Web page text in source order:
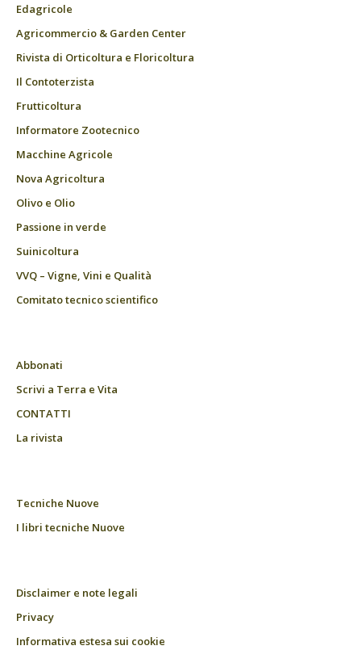
Edagricole
Agricommercio & Garden Center
Rivista di Orticoltura e Floricoltura
Il Contoterzista
Frutticoltura
Informatore Zootecnico
Macchine Agricole
Nova Agricoltura
Olivo e Olio
Passione in verde
Suinicoltura
VVQ – Vigne, Vini e Qualità
Comitato tecnico scientifico
Abbonati
Scrivi a Terra e Vita
CONTATTI
La rivista
Tecniche Nuove
I libri tecniche Nuove
Disclaimer e note legali
Privacy
Informativa estesa sui cookie